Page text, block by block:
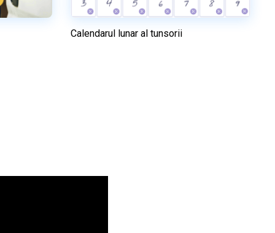
Calendarul lunar al tunsorii